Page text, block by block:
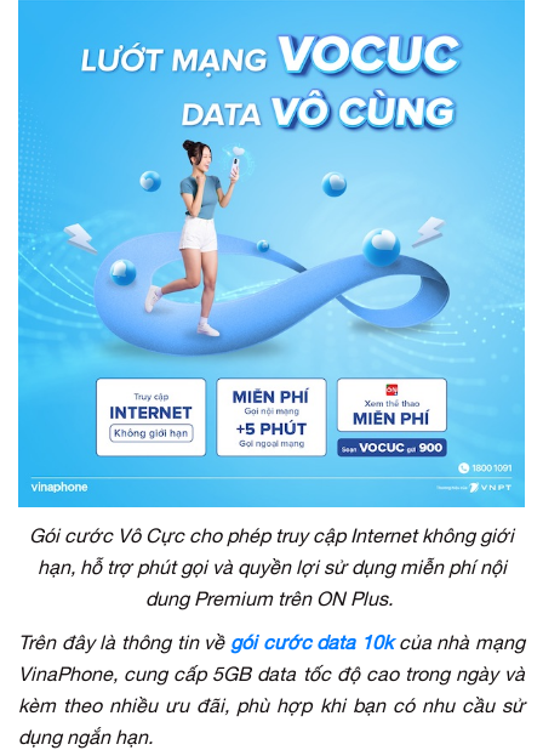
Gói cước Vô Cực cho phép truy cập Internet không giới
hạn, hỗ trợ phút gọi và quyền lợi sử dụng miễn phí nội
dung Premium trên ON Plus.
Trên đây là thông tin về gói cước data 10k của nhà mạng
VinaPhone, cung cấp 5GB data tốc độ cao trong ngày và
kèm theo nhiều ưu đãi, phù hợp khi bạn có nhu cầu sử
dụng ngắn hạn.